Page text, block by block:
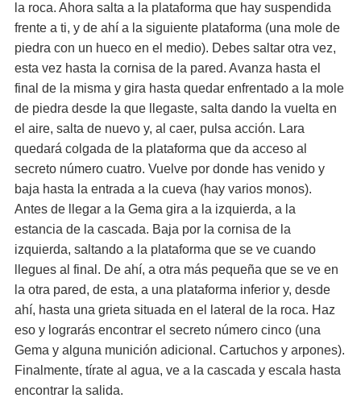
la roca. Ahora salta a la plataforma que hay suspendida
frente a ti, y de ahí a la siguiente plataforma (una mole de
piedra con un hueco en el medio). Debes saltar otra vez,
esta vez hasta la cornisa de la pared. Avanza hasta el
final de la misma y gira hasta quedar enfrentado a la mole
de piedra desde la que llegaste, salta dando la vuelta en
el aire, salta de nuevo y, al caer, pulsa acción. Lara
quedará colgada de la plataforma que da acceso al
secreto número cuatro. Vuelve por donde has venido y
baja hasta la entrada a la cueva (hay varios monos).
Antes de llegar a la Gema gira a la izquierda, a la
estancia de la cascada. Baja por la cornisa de la
izquierda, saltando a la plataforma que se ve cuando
llegues al final. De ahí, a otra más pequeña que se ve en
la otra pared, de esta, a una plataforma inferior y, desde
ahí, hasta una grieta situada en el lateral de la roca. Haz
eso y lograrás encontrar el secreto número cinco (una
Gema y alguna munición adicional. Cartuchos y arpones).
Finalmente, tírate al agua, ve a la cascada y escala hasta
encontrar la salida.